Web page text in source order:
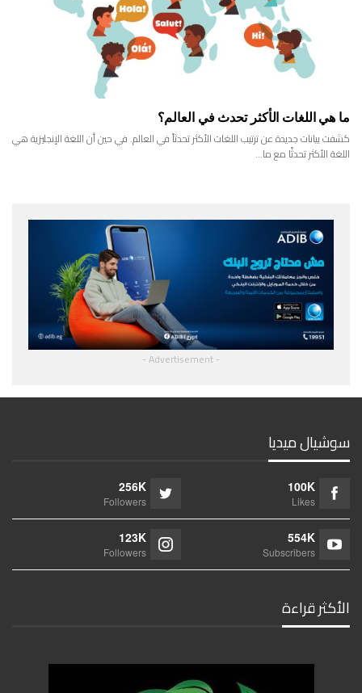
ما هي اللغات الأكثر تحدث في العالم؟
كشفت بيانات جديدة عن ترتيب اللغات الأكثر تحدثاً في العالم. في حين أن اللغة الإنجليزية هي
اللغة الأكثر تحدثًا مع ما…
- Advertisement -
سوشيال ميديا
100K
Likes
256K
Followers
554K
Subscribers
123K
Followers
الأكثر قراءة